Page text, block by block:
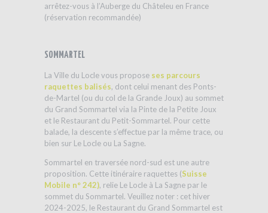
arrêtez-vous à l’Auberge du Châteleu en France
(réservation recommandée)
SOMMARTEL
La Ville du Locle vous propose ses parcours
raquettes balisés, dont celui menant des Ponts-
de-Martel (ou du col de la Grande Joux) au sommet
du Grand Sommartel via la Pinte de la Petite Joux
et le Restaurant du Petit-Sommartel. Pour cette
balade, la descente s’effectue par la même trace, ou
bien sur Le Locle ou La Sagne.
Sommartel en traversée nord-sud est une autre
proposition. Cette itinéraire raquettes (Suisse
Mobile n° 242), relie Le Locle à La Sagne par le
sommet du Sommartel. Veuillez noter : cet hiver
2024-2025, le Restaurant du Grand Sommartel est